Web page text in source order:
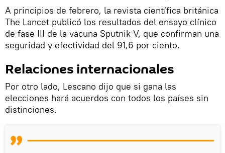
A principios de febrero, la revista científica británica
The Lancet publicó los resultados del ensayo clínico
de fase III de la vacuna Sputnik V, que confirman una
seguridad y efectividad del 91,6 por ciento.
Relaciones internacionales
Por otro lado, Lescano dijo que si gana las
elecciones hará acuerdos con todos los países sin
distinciones.